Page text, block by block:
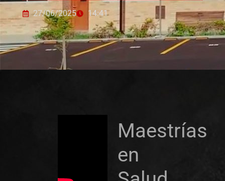
27/06/2025 14:41
Maestrías
en